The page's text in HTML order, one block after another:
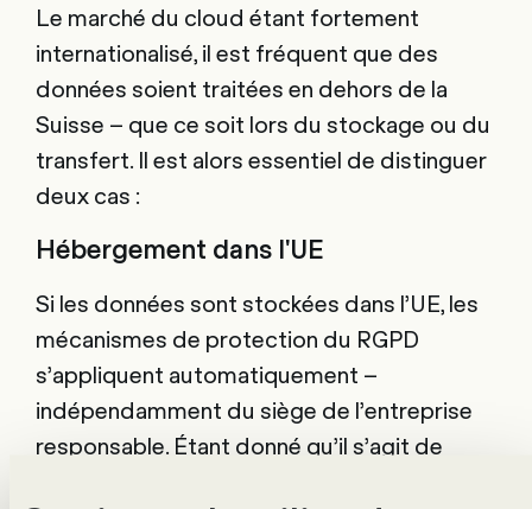
Le marché du cloud étant fortement
internationalisé, il est fréquent que des
données soient traitées en dehors de la
Suisse – que ce soit lors du stockage ou du
transfert. Il est alors essentiel de distinguer
deux cas :
Hébergement dans l'UE
Si les données sont stockées dans l’UE, les
mécanismes de protection du RGPD
s’appliquent automatiquement –
indépendamment du siège de l’entreprise
responsable. Étant donné qu’il s’agit de